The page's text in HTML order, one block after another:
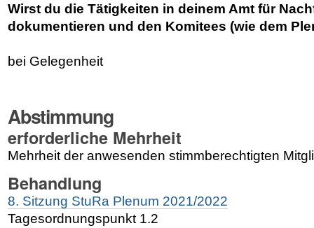
Wirst du die Tätigkeiten in deinem Amt für
dokumentieren und den Komitees (wie dem
bei Gelegenheit
Abstimmung
erforderliche Mehrheit
Mehrheit der anwesenden stimmberechtigten
Behandlung
8. Sitzung StuRa Plenum 2021/2022
Tagesordnungspunkt 1.2